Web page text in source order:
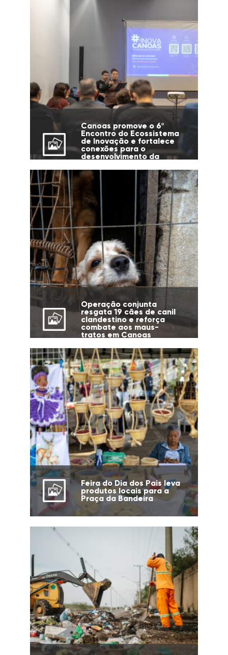
Canoas promove o 6º
Encontro do Ecossistema
de Inovação e fortalece
conexões para o
desenvolvimento da
Operação conjunta
resgata 19 cães de canil
clandestino e reforça
combate aos maus-
tratos em Canoas
Feira do Dia dos Pais leva
produtos locais para a
Praça da Bandeira